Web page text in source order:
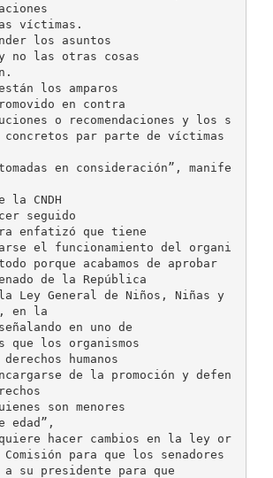
víctimas.
los asuntos
no las otras cosas
los amparos
en contra
o recomendaciones y los s
concretos par parte de víctimas
en consideración”, manife
CNDH
seguido
enfatizó que tiene
el funcionamiento del organi
porque acabamos de aprobar
de la República
Ley General de Niños, Niñas y
en la
en uno de
que los organismos
humanos
de la promoción y defen
son menores
edad”,
hacer cambios en la ley or
para que los senadores
su presidente para que